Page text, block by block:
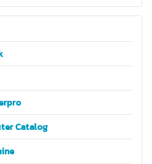
Catalog